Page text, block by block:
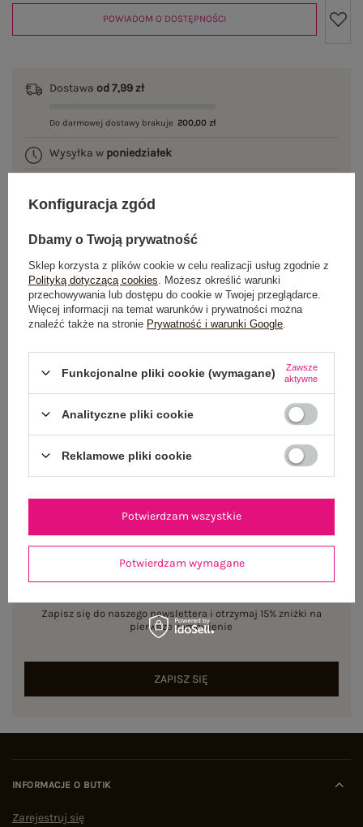
POWIADOM O DOSTĘPNOŚCI
Dostawa od 7,99 zł
Do darmowej dostawy brakuje 200,00 zł
Wysyłka w poniedziałek
OPIS PRODUKTU
GŁÓWNE PARAMETRY
WYSYŁKA I DOSTAWA
ZWROTY I REKLAMACJE
NEWSLETTER
Zapisz się do naszego newslettera i otrzymaj 15% zniżki na
pierwsze zamówienie
ZAPISZ SIĘ
INFORMACJE O BUTIK
Zarejestruj się
Konfiguracja zgód
Dbamy o Twoją prywatność
Sklep korzysta z plików cookie w celu realizacji usług zgodnie z
Polityką dotyczącą cookies . Możesz określić warunki
przechowywania lub dostępu do cookie w Twojej przeglądarce.
Więcej informacji na temat warunków i prywatności można
znaleźć także na stronie Prywatność i warunki Google
Funkcjonalne pliki cookie (wymagane)
Zawsze
aktywne
Analityczne pliki cookie
Reklamowe pliki cookie
Potwierdzam wymagane
Potwierdzam wszystkie